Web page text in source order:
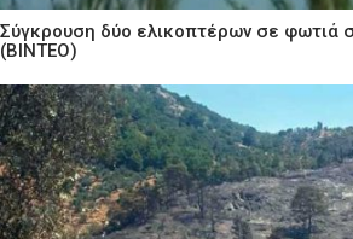
Σύγκρουση δύο ελικοπτέρων σε φωτιά
(ΒΙΝΤΕΟ)